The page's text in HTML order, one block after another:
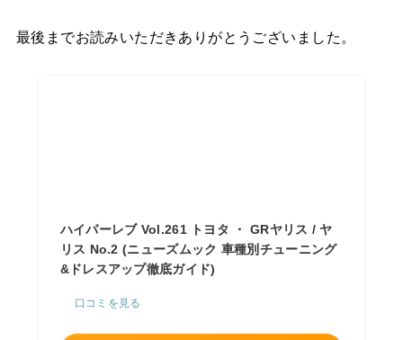
最後までお読みいただきありがとうございました。
ハイパーレブ Vol.261 トヨタ ・ GRヤリス / ヤ
リス No.2 (ニューズムック 車種別チューニング
&ドレスアップ徹底ガイド)
口コミを見る